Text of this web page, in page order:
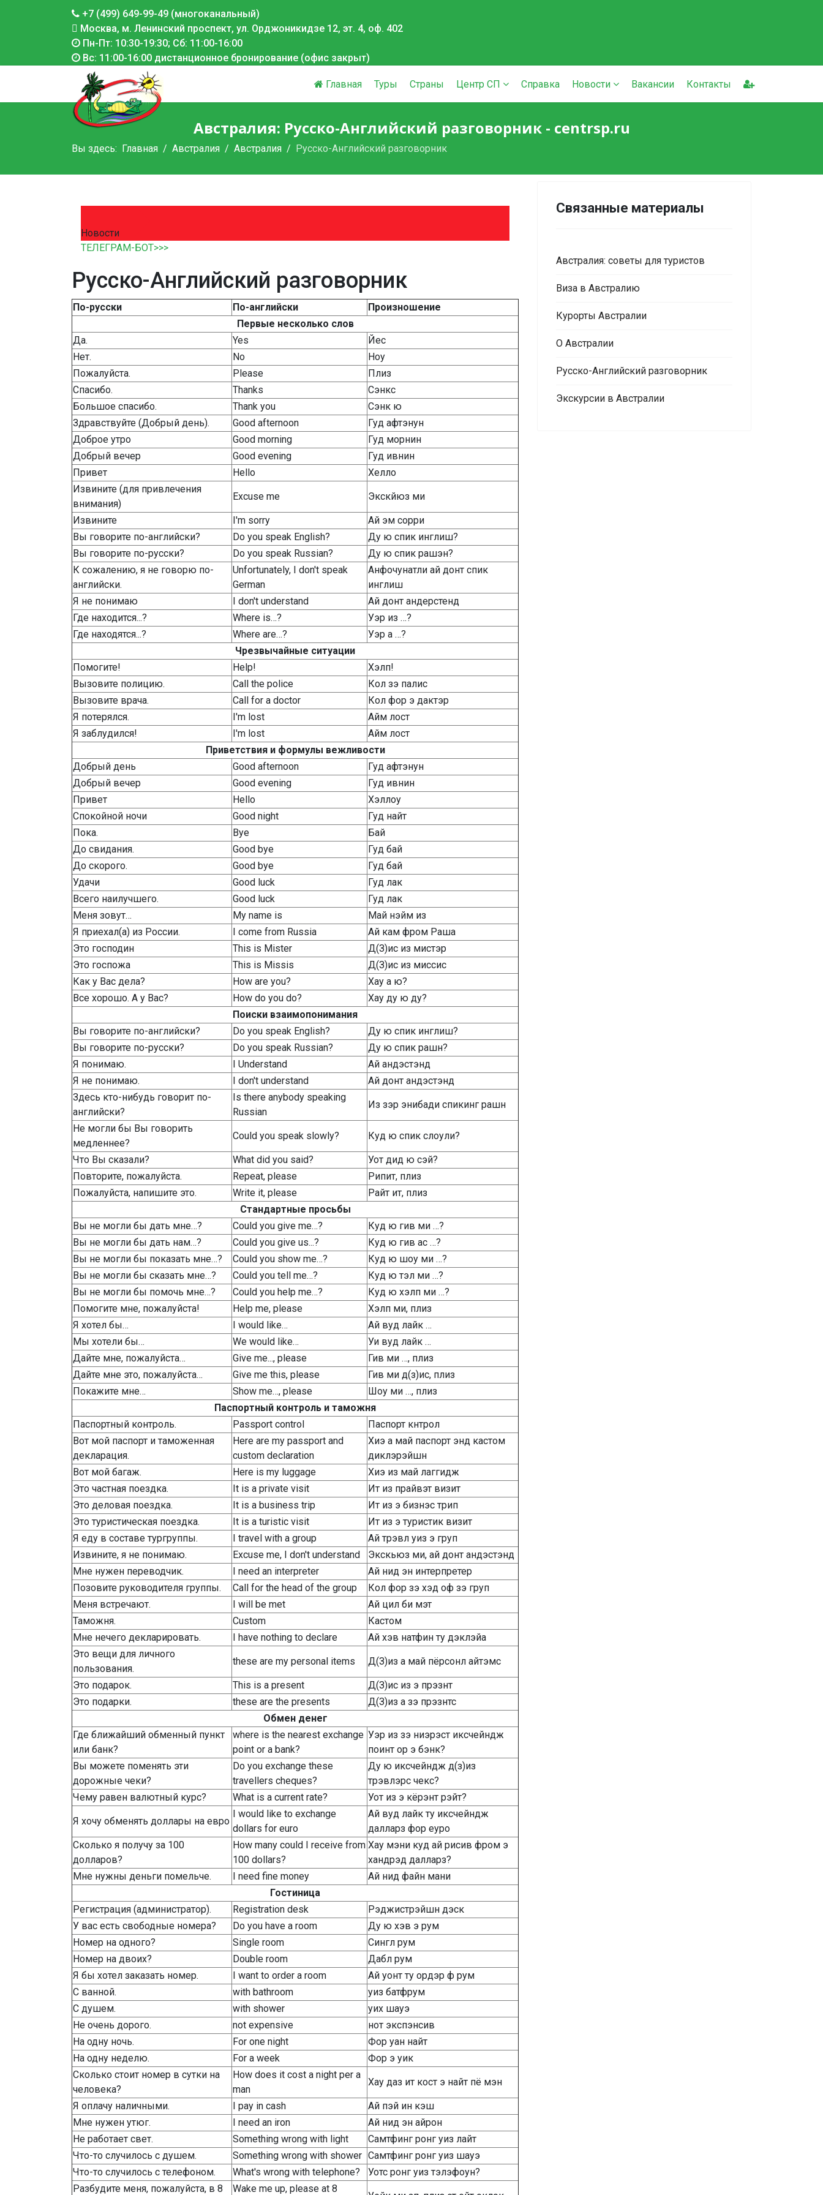
+7 (499) 649-99-49 (многоканальный)
Москва, м. Ленинский проспект, ул. Орджоникидзе 12, эт. 4, оф. 402
Пн-Пт: 10:30-19:30; Сб: 11:00-16:00
Вс: 11:00-16:00 дистанционное бронирование (офис закрыт)
Главная Туры Страны Центр СП Справка Новости Вакансии Контакты
Австралия: Русско-Английский разговорник - centrsp.ru
Вы здесь: Главная Австралия Австралия Русско-Английский разговорник
Новости
ТЕЛЕГРАМ-БОТ>>>
Русско-Английский разговорник
По-русски По-английски
Произношение
Первые несколько слов
Да.
Yes
Йес
Нет.
No
Ноу
Пожалуйста.
Please
Плиз
Спасибо.
Thanks
Сэнкс
Большое спасибо.
Thank you
Сэнк ю
Здравствуйте (Добрый день).
Good afternoon
Гуд афтэнун
Доброе утро
Good morning
Гуд морнин
Добрый вечер
Good evening
Гуд ивнин
Привет
Hello
Хелло
Извините (для привлечения
внимания)
Excuse me Экскйюз ми
Извините I'm sorry
Ай эм сорри
Вы говорите по-английски?
Do you speak English?
Ду ю спик инглиш?
Вы говорите по-русски?
Do you speak Russian?
Ду ю спик рашэн?
К сожалению, я не говорю по-
английски.
Unfortunately, I don't speak
German
Анфочунатли ай донт спик
инглиш
Я не понимаю
I don't understand
Ай донт андерстенд
Где находится...?
Where is…?
Уэр из …?
Где находятся...?
Where are…?
Уэр а …?
Чрезвычайные ситуации
Помогите!
Help!
Хэлп!
Вызовите полицию.
Call the police
Кол зэ палис
Вызовите врача.
Call for a doctor
Кол фор э дактэр
Я потерялся.
I'm lost
Айм лост
Я заблудился!
I'm lost
Айм лост
Приветствия и формулы вежливости
Добрый день
Good afternoon
Гуд афтэнун
Добрый вечер
Good evening
Гуд ивнин
Привет
Hello
Хэллоу
Спокойной ночи
Good night
Гуд найт
Пока.
Bye
Бай
До свидания.
Good bye
Гуд бай
До скорого.
Good bye
Гуд бай
Удачи
Good luck
Гуд лак
Всего наилучшего.
Good luck
Гуд лак
Меня зовут…
My name is
Май нэйм из
Я приехал(а) из России.
I come from Russia
Ай кам фром Раша
Это господин
This is Mister
Д(З)ис из мистэр
Это госпожа
This is Missis
Д(З)ис из миссис
Как у Вас дела?
How are you?
Хау а ю?
Все хорошо. А у Вас?
How do you do?
Хау ду ю ду?
Поиски взаимопонимания
Вы говорите по-английски?
Do you speak English?
Ду ю спик инглиш?
Вы говорите по-русски?
Do you speak Russian?
Ду ю спик рашн?
Я понимаю.
I Understand
Ай андэстэнд
Я не понимаю.
I don't understand
Ай донт андэстэнд
Здесь кто-нибудь говорит по-
английски?
Is there anybody speaking
Russian
Из зэр энибади спикинг рашн
Не могли бы Вы говорить
медленнее?
Could you speak slowly? Куд ю спик слоули?
Что Вы сказали? What did you said?
Уот дид ю сэй?
Повторите, пожалуйста.
Repeat, please
Рипит, плиз
Пожалуйста, напишите это.
Write it, please
Райт ит, плиз
Стандартные просьбы
Вы не могли бы дать мне…?
Could you give me…?
Куд ю гив ми …?
Вы не могли бы дать нам…?
Could you give us...?
Куд ю гив ас …?
Вы не могли бы показать мне…?
Could you show me…?
Куд ю шоу ми …?
Вы не могли бы сказать мне…?
Could you tell me…?
Куд ю тэл ми …?
Вы не могли бы помочь мне…?
Could you help me…?
Куд ю хэлп ми …?
Помогите мне, пожалуйста!
Help me, please
Хэлп ми, плиз
Я хотел бы…
I would like…
Ай вуд лайк …
Мы хотели бы…
We would like…
Уи вуд лайк …
Дайте мне, пожалуйста…
Give me..., please
Гив ми …, плиз
Дайте мне это, пожалуйста…
Give me this, please
Гив ми д(з)ис, плиз
Покажите мне…
Show me…, please
Шоу ми …, плиз
Паспортный контроль и таможня
Паспортный контроль.
Passport control
Паспорт кнтрол
Вот мой паспорт и таможенная
декларация.
Here are my passport and
custom declaration
Хиэ а май паспорт энд кастом
диклэрэйшн
Вот мой багаж.
Here is my luggage
Хиэ из май лаггидж
Это частная поездка.
It is a private visit
Ит из прайвэт визит
Это деловая поездка.
It is a business trip
Ит из э бизнэс трип
Это туристическая поездка.
It is a turistic visit
Ит из э туристик визит
Я еду в составе тургруппы.
I travel with a group
Ай трэвл уиз э груп
Извините, я не понимаю.
Excuse me, I don't understand
Экскьюз ми, ай донт андэстэнд
Мне нужен переводчик.
I need an interpreter
Ай нид эн интерпретер
Позовите руководителя группы.
Call for the head of the group
Кол фор зэ хэд оф зэ груп
Меня встречают.
I will be met
Ай цил би мэт
Таможня.
Custom
Кастом
Мне нечего декларировать.
I have nothing to declare
Ай хэв натфин ту дэклэйа
Это вещи для личного
пользования.
these are my personal items Д(З)из а май пёрсонл айтэмс
Это подарок. This is a present
Д(З)ис из э прэзнт
Это подарки.
these are the presents
Д(З)из а зэ прэзнтс
Обмен денег
Где ближайший обменный пункт
или банк?
where is the nearest exchange
point or a bank?
Уэр из зэ ниэрэст иксчейндж
поинт ор э бэнк?
Вы можете поменять эти
дорожные чеки?
Do you exchange these
travellers cheques?
Ду ю иксчейндж д(з)из
трэвлэрс чекс?
Чему равен валютный курс?
What is a current rate? Уот из э кёрэнт рэйт?
Я хочу обменять доллары на евро
I would like to exchange
dollars for euro
Ай вуд лайк ту иксчейндж
далларз фор еуро
Сколько я получу за 100
долларов?
How many could I receive from
100 dollars?
Хау мэни куд ай рисив фром э
хандрэд далларз?
Мне нужны деньги помельче.
I need fine money
Ай нид файн мани
Гостиница
Регистрация (администратор).
Registration desk
Рэджистрэйшн дэск
У вас есть свободные номера?
Do you have a room
Ду ю хэв э рум
Номер на одного?
Single room
Сингл рум
Номер на двоих?
Double room
Дабл рум
Я бы хотел заказать номер.
I want to order a room
Ай уонт ту ордэр ф рум
С ванной.
with bathroom
уиз батфрум
С душем.
with shower
уих шауэ
Не очень дорого.
not expensive
нот экспэнсив
На одну ночь.
For one night
Фор уан найт
На одну неделю.
For a week
Фор э уик
Сколько стоит номер в сутки на
человека?
How does it cost a night per a
man
Хау даз ит кост э найт пё мэн
Я оплачу наличными. I pay in cash
Ай пэй ин кэш
Мне нужен утюг.
I need an iron
Ай нид эн айрон
Не работает свет.
Something wrong with light
Самтфинг ронг уиз лайт
Что-то случилось с душем.
Something wrong with shower Самтфинг ронг уиз шауэ
Что-то случилось с телефоном.
What's wrong with telephone?
Уотс ронг уиз тэлэфоун?
Разбудите меня, пожалуйста, в 8
Wake me up, please at 8
Связанные материалы
Австралия: советы для туристов
Виза в Австралию
Курорты Австралии
О Австралии
Русско-Английский разговорник
Экскурсии в Австралии